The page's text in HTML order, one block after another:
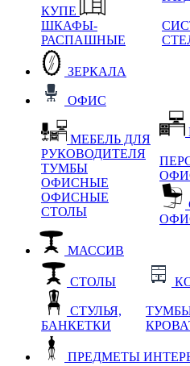
КУПЕ
ШКАФЫ-
РАСПАШНЫЕ
ЗЕРКАЛА
ОФИС
МЕБЕЛЬ ДЛЯ
РУКОВОДИТЕЛЯ
ТУМБЫ
ОФИСНЫЕ
ОФИСНЫЕ
СТОЛЫ
МАССИВ
СТОЛЫ
СТУЛЬЯ,
БАНКЕТКИ
ПРЕДМЕТЫ